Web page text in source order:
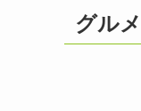
グル